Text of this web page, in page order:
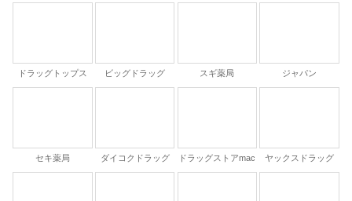
ドラッグトップス ビッグドラッグ スギ薬局 ジャパン
セキ薬局 ダイコクドラッグ ドラッグストアmac ヤックスドラッグ